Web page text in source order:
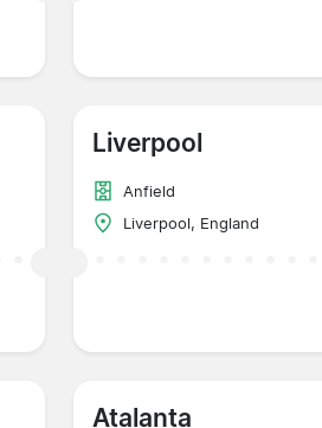
Liverpool
Anfield
Liverpool, England
Atalanta